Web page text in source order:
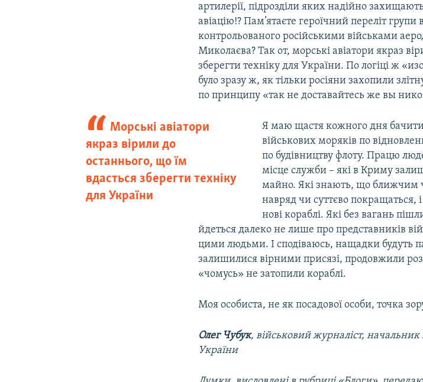
артилерії, підрозділи яких надійно
авіацію!? Пам’ятаєте героїчний переліт групи
контрольованого російськими військами
Миколаєва? Так от, морські авіатори якраз
зберегти техніку для України. По логіці ж
було зразу ж, як тільки росіяни захопили
по принципу «так не доставайтесь же вы
Морські авіатори
якраз вірили до
останнього, що їм
вдасться зберегти техніку
для України
Я маю щастя кожного дня
військових моряків по
по будівництву флоту. Працю
місце служби – які в Криму
майно. Які знають, що ближчим
навряд чи суттєво покращаться,
нові кораблі. Які без вагань
йдеться далеко не лише про представників
цими людьми. І сподіваюсь, нащадки будуть
залишилися вірними присязі, продовжили
«чомусь» не затопили кораблі.
Моя особиста, не як посадової особи, точка
Олег Чубук, військовий журналіст,
України